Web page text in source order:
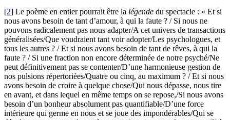
[2] Le poème en entier pourrait être la légende du spectacle : « Et si
nous avons besoin de tant d’amour, à qui la faute ? / Si nous ne
pouvons radicalement pas nous adapter/A cet univers de transactions
généralisées/Que voudraient tant voir adopter/Les psychologues, et
tous les autres ? / Et si nous avons besoin de tant de rêves, à qui la
faute ? / Si une fraction non encore déterminée de notre psyché/Ne
peut définitivement pas se contenter/D’une harmonieuse gestion de
nos pulsions répertoriées/Quatre ou cinq, au maximum ? / Et si nous
avons besoin de croire à quelque chose/Qui nous dépasse, nous tire
en avant, et dans lequel en même temps on se repose,/Si nous avons
besoin d’un bonheur absolument pas quantifiable/D’une force
intérieure qui germe en nous et se joue des impondérables/Qui se